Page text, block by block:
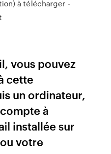
à télécharger -
vous pouvez
cette
un ordinateur,
à
installée sur
votre